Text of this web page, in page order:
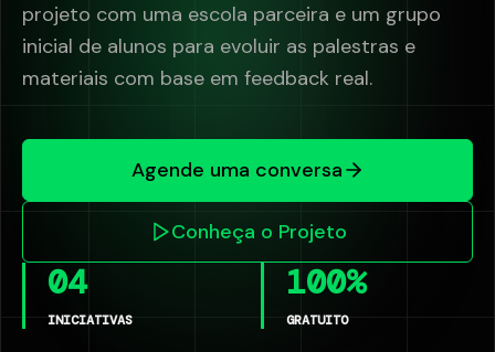
projeto com uma escola parceira e um grupo
inicial de alunos para evoluir as palestras e
materiais com base em feedback real.
Agende uma conversa
Conheça o Projeto
04
INICIATIVAS
100%
GRATUITO